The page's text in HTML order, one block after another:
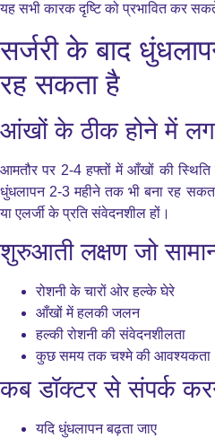
यह सभी कारक दृष्टि को प्रभावित कर
सर्जरी के बाद
रह सकता है
आंखों के ठीक होने में
आमतौर पर 2-4 हफ्तों में आँखों की स्थिति
धुंधलापन 2-3 महीने तक भी बना रह
या एलर्जी के प्रति संवेदनशील हों।
शुरुआती लक्षण जो
रोशनी के चारों ओर हल्के घेरे
आँखों में हलकी जलन
हल्की रोशनी की संवेदनशीलता
कुछ समय तक चश्मे की आवश्यकता
कब डॉक्टर से संपर्क
यदि धुंधलापन बढ़ता जाए